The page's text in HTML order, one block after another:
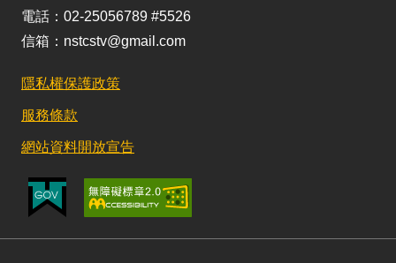
電話：02-25056789 #5526
信箱：nstcstv@gmail.com
隱私權保護政策
服務條款
網站資料開放宣告